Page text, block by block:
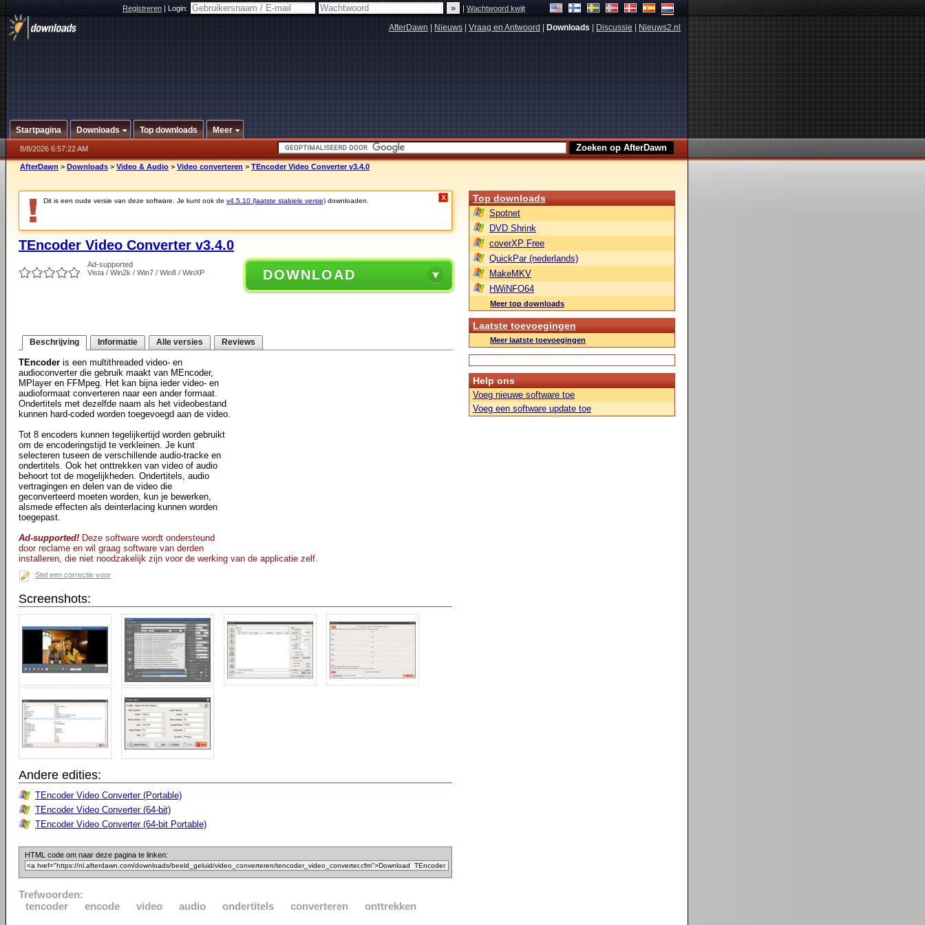
Registreren|Login: |Wachtwoord kwijt
AfterDawn Nieuws Vraag en Antwoord Downloads Discussie Nieuws2.nl
Startpagina Downloads Top downloads Meer
8/8/2026 6:57:22 AM
AfterDawn > Downloads > Video & Audio > Video converteren > TEncoder Video Converter v3.4.0
Dit is een oude versie van deze software. Je kunt ook de v4.5.10 (laatste stabiele versie) downloaden. X
TEncoder Video Converter v3.4.0
Ad-supported
Vista / Win2k / Win7 / Win8 / WinXP
DOWNLOAD
Beschrijving Informatie Alle versies Reviews
TEncoder is een multithreaded video- en
audioconverter die gebruik maakt van MEncoder,
MPlayer en FFMpeg. Het kan bijna ieder video- en
audioformaat converteren naar een ander formaat.
Ondertitels met dezelfde naam als het videobestand
kunnen hard-coded worden toegevoegd aan de video.
Tot 8 encoders kunnen tegelijkertijd worden gebruikt
om de encoderingstijd te verkleinen. Je kunt
selecteren tuseen de verschillende audio-tracke en
ondertitels. Ook het onttrekken van video of audio
behoort tot de mogelijkheden. Ondertitels, audio
vertragingen en delen van de video die
geconverteerd moeten worden, kun je bewerken,
alsmede effecten als deinterlacing kunnen worden
toegepast.
Ad-supported! Deze software wordt ondersteund
door reclame en wil graag software van derden
installeren, die niet noodzakelijk zijn voor de werking van de applicatie zelf.
Stel een correctie voor
Screenshots:
Andere edities:
TEncoder Video Converter (Portable)
TEncoder Video Converter (64-bit)
TEncoder Video Converter (64-bit Portable)
HTML code om naar deze pagina te linken:
Trefwoorden:
tencoder
encode video audio ondertitels converteren onttrekken
Top downloads
Spotnet
DVD Shrink
coverXP Free
QuickPar (nederlands)
MakeMKV
HWiNFO64
Meer top downloads
Laatste toevoegingen
Meer laatste toevoegingen
Help ons
Voeg nieuwe software toe
Voeg een software update toe